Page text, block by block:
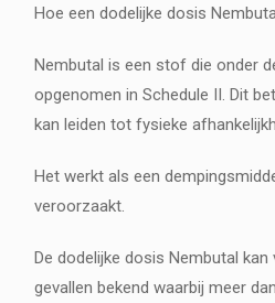
Hoe een dodelijke dosis
Nembutal is een stof die onder
opgenomen in Schedule II. Dit
kan leiden tot fysieke
Het werkt als een
veroorzaakt.
De dodelijke dosis Nembutal
gevallen bekend waarbij meer